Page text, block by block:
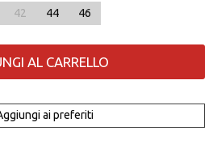
42 44 46
AL CARRELLO
ai preferiti